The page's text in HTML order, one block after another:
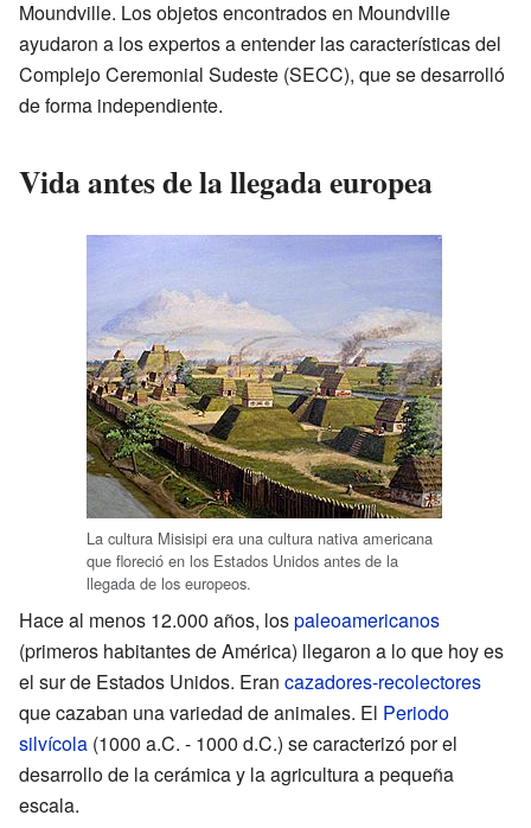
Moundville. Los objetos encontrados en Moundville
ayudaron a los expertos a entender las características del
Complejo Ceremonial Sudeste (SECC), que se desarrolló
de forma independiente.
Vida antes de la llegada europea
La cultura Misisipi era una cultura nativa americana
que floreció en los Estados Unidos antes de la
llegada de los europeos.
Hace al menos 12.000 años, lospaleoamericanos
(primeros habitantes de América) llegaron a lo que hoy es
el sur de Estados Unidos. Eran cazadores-recolectores
que cazaban una variedad de animales. El Periodo
silvícola (1000 a.C. - 1000 d.C.) se caracterizó por el
desarrollo de la cerámica y la agricultura a pequeña
escala.